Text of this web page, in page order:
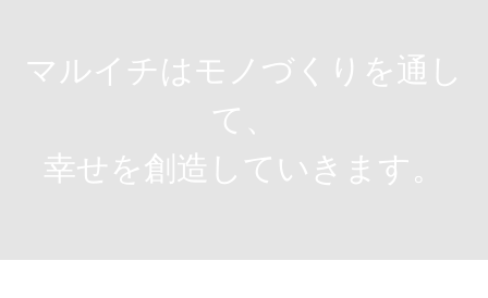
マルイチはモノづくりを通し
て、
幸せを創造していきます。